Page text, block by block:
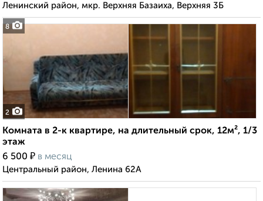
8
Ленинский район, мкр. Верхняя Базаиха, Верхняя 3Б
2
Комната в 2-к квартире, на длительный срок, 12м², 1/3
этаж
6 500 ₽ в месяц
Центральный район, Ленина 62А